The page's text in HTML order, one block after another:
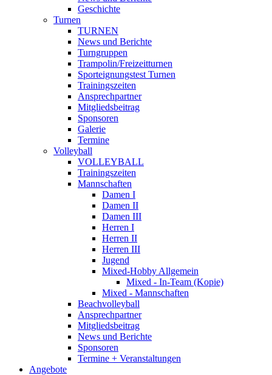
Geschichte
Turnen
TURNEN
News und Berichte
Turngruppen
Trampolin/Freizeitturnen
Sporteignungstest Turnen
Trainingszeiten
Ansprechpartner
Mitgliedsbeitrag
Sponsoren
Galerie
Termine
Volleyball
VOLLEYBALL
Trainingszeiten
Mannschaften
Damen I
Damen II
Damen III
Herren I
Herren II
Herren III
Jugend
Mixed-Hobby Allgemein
Mixed - In-Team (Kopie)
Mixed - Mannschaften
Beachvolleyball
Ansprechpartner
Mitgliedsbeitrag
News und Berichte
Sponsoren
Termine + Veranstaltungen
Angebote